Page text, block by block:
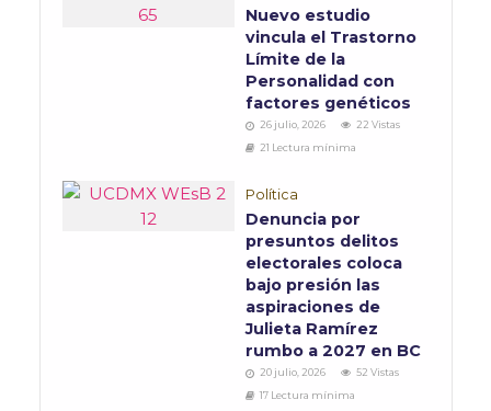
Nuevo estudio
vincula el Trastorno
Límite de la
Personalidad con
factores genéticos
26 julio, 2026
22 Vistas
21 Lectura mínima
Política
Denuncia por
presuntos delitos
electorales coloca
bajo presión las
aspiraciones de
Julieta Ramírez
rumbo a 2027 en BC
20 julio, 2026
52 Vistas
17 Lectura mínima